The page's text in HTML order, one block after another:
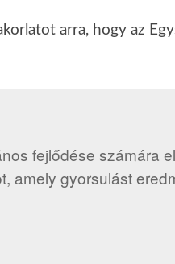
arra, hogy az
fejlődése számára
amely gyorsulást